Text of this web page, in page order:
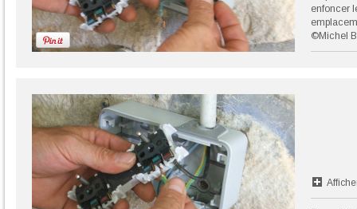
enfoncer
©Michel